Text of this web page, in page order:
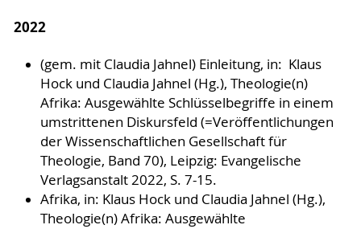
2022
(gem. mit Claudia Jahnel) Einleitung, in: Klaus
Hock und Claudia Jahnel (Hg.), Theologie(n)
Afrika: Ausgewählte Schlüsselbegriffe in einem
umstrittenen Diskursfeld (=Veröffentlichungen
der Wissenschaftlichen Gesellschaft für
Theologie, Band 70), Leipzig: Evangelische
Verlagsanstalt 2022, S. 7-15.
Afrika, in: Klaus Hock und Claudia Jahnel (Hg.),
Theologie(n) Afrika: Ausgewählte